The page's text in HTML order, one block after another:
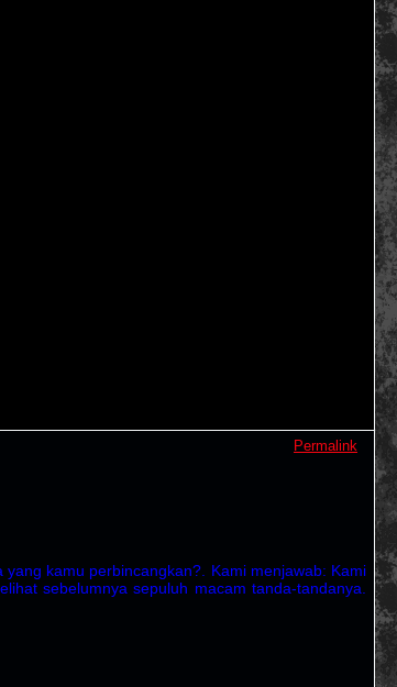
Permalink
kamu perbincangkan?. Kami menjawab: Kami
sebelumnya sepuluh macam tanda-tandanya.